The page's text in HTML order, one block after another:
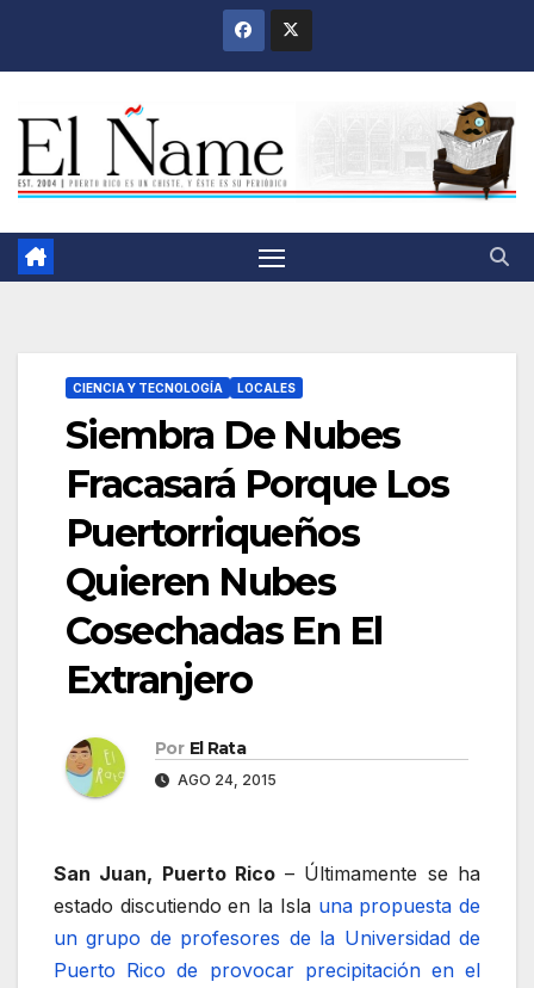
CIENCIA Y TECNOLOGÍA LOCALES
Siembra De Nubes
Fracasará Porque Los
Puertorriqueños
Quieren Nubes
Cosechadas En El
Extranjero
Por El Rata
AGO 24, 2015
San Juan, Puerto Rico– Últimamente se ha
estado discutiendo en la Isla una propuesta de
un grupo de profesores de la Universidad de
Puerto Rico de provocar precipitación en el